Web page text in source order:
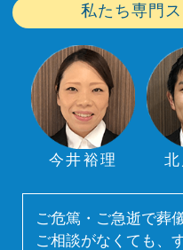
私たち専門
今井裕理
ご危篤・ご急逝で葬
ご相談がなくても、